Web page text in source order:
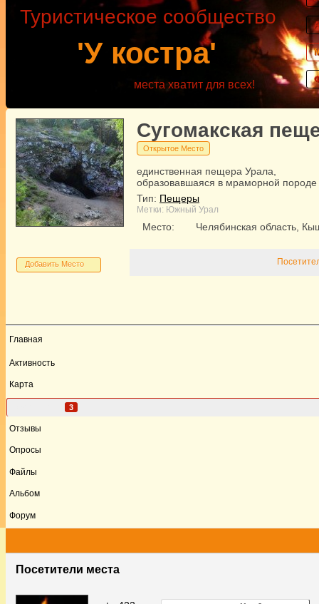
'У костра'
Туристическое сообщество
места хватит для всех!
Сугомакская
Открытое Место
единственная пещера Урала,
образовавшаяся в мраморной породе
Тип: Пещеры
Метки: Южный Урал
Место: Челябинская область,
Добавить Место
Главная
Активность
Карта
3
Отзывы
Опросы
Файлы
Альбом
Форум
Посетители места